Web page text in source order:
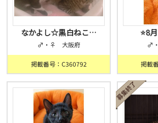
なかよし☆黒白ねこ…
♂・♀ 大阪府
掲載番号：C360792
⭐️8
♂
掲載